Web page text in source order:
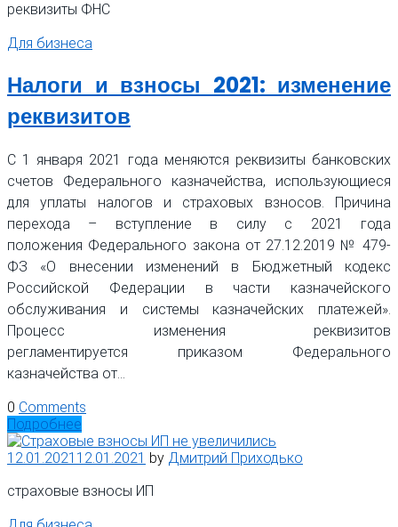
реквизиты ФНС
Для бизнеса
Налоги и взносы 2021: изменение
реквизитов
С 1 января 2021 года меняются реквизиты банковских
счетов Федерального казначейства, использующиеся
для уплаты налогов и страховых взносов. Причина
перехода – вступление в силу с 2021 года
положения Федерального закона от 27.12.2019 № 479-
ФЗ «О внесении изменений в Бюджетный кодекс
Российской Федерации в части казначейского
обслуживания и системы казначейских платежей».
Процесс изменения реквизитов
регламентируется приказом Федерального
казначейства от…
0 Comments
Подробнее
12.01.2021 12.01.2021 by Дмитрий Приходько
страховые взносы ИП